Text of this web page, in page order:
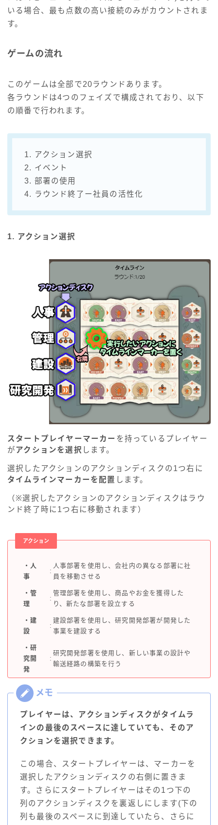
いる場合、最も点数の高い接続のみがカウントされま
す。
ゲームの流れ
このゲームは全部で20ラウンドあります。
各ラウンドは4つのフェイズで構成されており、以下
の順番で行われます。
1. アクション選択
2. イベント
3. 部署の使用
4. ラウンド終了ー社員の活性化
1. アクション選択
スタートプレイヤーマーカー を持っているプレイヤー
がアクションを選択 します。
選択したアクションのアクションディスクの1つ右に
タイムラインマーカーを配置 します。
（※選択したアクションのアクションディスクはラウ
ンド終了時に1つ右に移動されます）
アクション
・人
事
:
人事部署を使用し、会社内の異なる部署に社
員を移動させる
・管
理
:
管理部署を使用し、商品やお金を獲得した
り、新たな部署を設立する
・建
設
:
建設部署を使用し、研究開発部署が開発した
事業を建設する
・研
究開
発
:
研究開発部署を使用し、新しい事業の設計や
輸送経路の構築を行う
プレイヤーは、アクションディスクがタイムラ
インの最後のスペースに達していても、そのア
クションを選択できます。
この場合、スタートプレイヤーは、マーカーを
選択したアクションディスクの右側に置きま
す。さらにスタートプレイヤーはその1つ下の
列のアクションディスクを裏返しにします(下の
列も最後のスペースに到達していたら、さらに